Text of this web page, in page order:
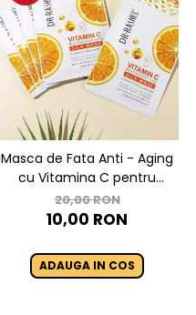
Masca de Fata Anti - Aging
cu Vitamina C pentru
Luminozitate 1 buc x 28g -
Dr. Rashel Vitamin C
Silk Mask
20,00 RON
10,00 RON
ADAUGA IN COS